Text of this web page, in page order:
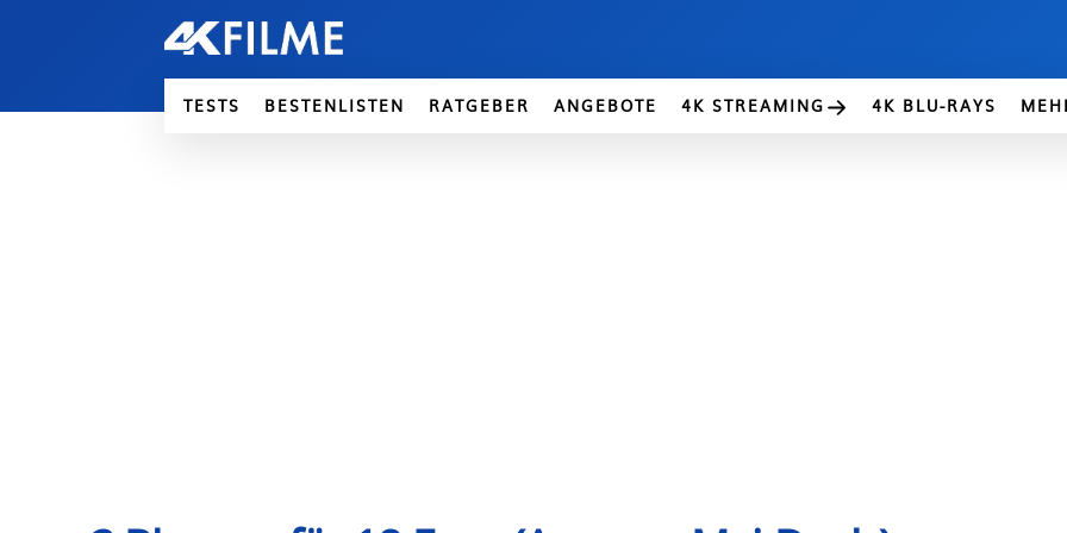
TESTS BESTENLISTEN RATGEBER ANGEBOTE 4K STREAMING 4K BLU-RAYS